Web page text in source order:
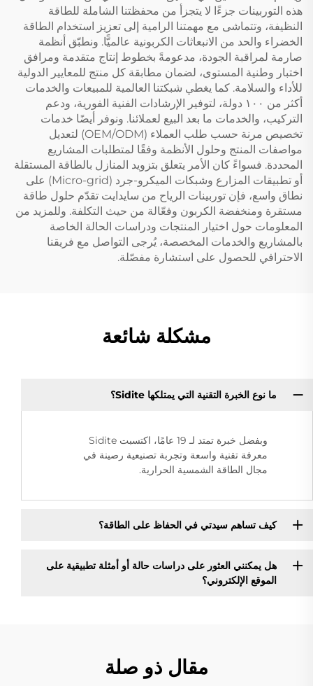
هذه التوربينات جزءًا لا يتجزأ من محفظتنا الشاملة للطاقة
النظيفة، وتتماشى مع مهمتنا الرامية إلى تعزيز استخدام الطاقة
الخضراء والحد من الانبعاثات الكربونية عالميًّا. ونطبّق أنظمة
صارمة لمراقبة الجودة، مدعومةً بخطوط إنتاج متقدمة ومرافق
اختبار وطنية المستوى، لضمان مطابقة كل منتج للمعايير الدولية
للأداء والسلامة. كما يغطي شبكتنا العالمية للمبيعات والخدمات
أكثر من ١٠٠ دولة، لتوفير الإرشادات الفنية الفورية، ودعم
التركيب، والخدمات ما بعد البيع لعملائنا. ونوفر أيضًا خدمات
تخصيص مرنة حسب طلب العملاء (OEM/ODM) لتعديل
مواصفات المنتج وحلول الأنظمة وفقًا لمتطلبات المشاريع
المحددة. فسواءً كان الأمر يتعلق بتزويد المنازل بالطاقة المستقلة
أو تطبيقات المزارع وشبكات الميكرو-جرد (Micro-grid) على
نطاق واسع، فإن توربينات الرياح من سايدايت تقدّم حلول طاقة
مستقرة ومنخفضة الكربون وفعّالة من حيث التكلفة. وللمزيد من
المعلومات حول اختيار المنتجات ودراسات الحالة الخاصة
بالمشاريع والخدمات المخصصة، يُرجى التواصل مع فريقنا
الاحترافي للحصول على استشارة مفصّلة.
مشكلة شائعة
ما نوع الخبرة التقنية التي يمتلكها Sidite؟
وبفضل خبرة تمتد لـ 19 عامًا، اكتسبت Sidite
معرفة تقنية واسعة وتجربة تصنيعية رصينة في
مجال الطاقة الشمسية الحرارية.
كيف تساهم سيدتي في الحفاظ على الطاقة؟
هل يمكنني العثور على دراسات حالة أو أمثلة تطبيقية على
الموقع الإلكتروني؟
مقال ذو صلة